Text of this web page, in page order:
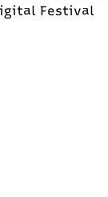
Festival